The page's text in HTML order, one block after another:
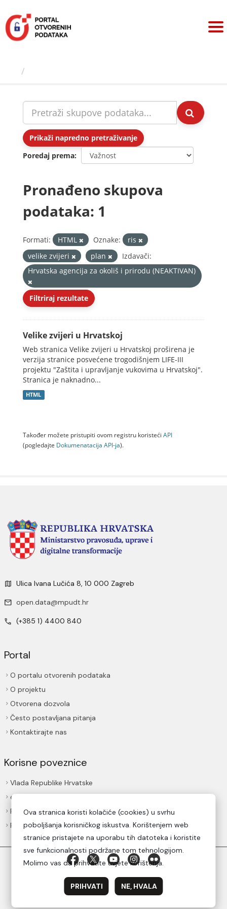
sadržaj
Prikaži napredno pretraživanje
Poredaj prema
Pronađeno skupova
podataka: 1
Formati: HTML Oznake:
ris
velike zvijeri
plan
Izdavači:
Hrvatska agencija za okoliš i prirodu (NEAKTIVAN)
Filtriraj rezultate
Velike zvijeri u Hrvatskoj
Web stranica Velike zvijeri u Hrvatskoj proširena je
verzija stranice posvećene trogodišnjem LIFE-III
projektu "Zaštita i upravljanje vukovima u Hrvatskoj".
Stranica je naknadno...
HTML
Također možete pristupiti ovom registru koristeći API
(pogledajte Dokumenаtаcijа API-jа).